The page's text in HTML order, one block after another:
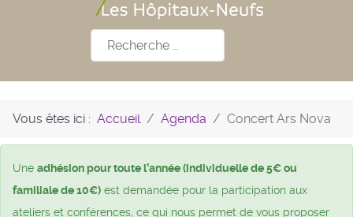
Rechercher
Vous êtes ici : Accueil Agenda Concert Ars Nova
Une adhésion pour toute l’année (individuelle de 5€ ou
familiale de 10€) est demandée pour la participation aux
ateliers et conférences, ce qui nous permet de vous proposer